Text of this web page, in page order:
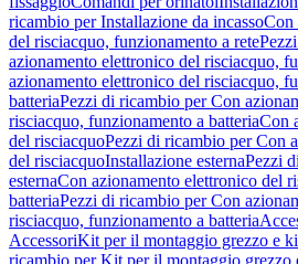
ricambio per Installazione da incassoCon
del risciacquo, funzionamento a rete
azionamento elettronico del risciacquo,
azionamento elettronico del risciacquo,
batteriaPezzi di ricambio per Con
risciacquo, funzionamento a batteriaCon
del risciacquoPezzi di ricambio per Con
del risciacquoInstallazione esternaPezzi
esternaCon azionamento elettronico del
batteriaPezzi di ricambio per Con
risciacquo, funzionamento a batteria
AccessoriKit per il montaggio grezzo e
ricambio per Kit per il montaggio grezzo